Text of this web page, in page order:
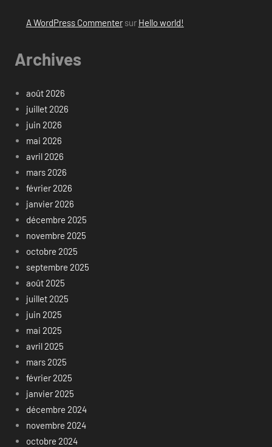
A WordPress Commentersur Hello world!
Archives
août 2026
juillet 2026
juin 2026
mai 2026
avril 2026
mars 2026
février 2026
janvier 2026
décembre 2025
novembre 2025
octobre 2025
septembre 2025
août 2025
juillet 2025
juin 2025
mai 2025
avril 2025
mars 2025
février 2025
janvier 2025
décembre 2024
novembre 2024
octobre 2024